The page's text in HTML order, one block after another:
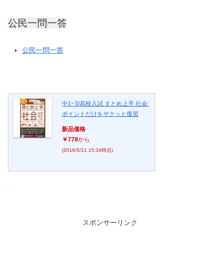
公民一問一答
公民一問一答
中1~3/高校入試 まとめ上手 社会:
ポイントだけをサクッと復習
新品価格
￥778から
(2016/5/11 15:34時点)
スポンサーリンク